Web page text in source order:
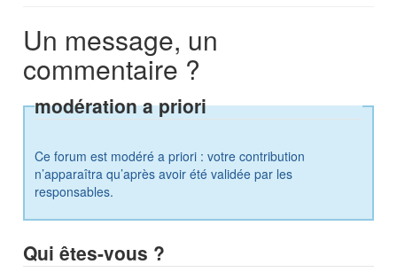
Un message, un
commentaire ?
modération a priori
Ce forum est modéré a priori : votre contribution
n’apparaîtra qu’après avoir été validée par les
responsables.
Qui êtes-vous ?